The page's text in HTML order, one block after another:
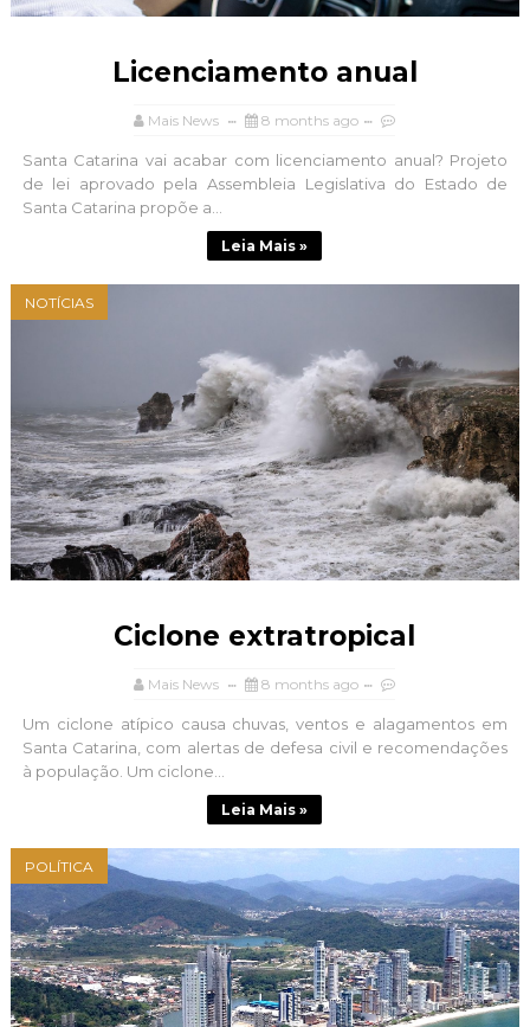
Licenciamento anual
Mais News 8 months ago
Santa Catarina vai acabar com licenciamento anual? Projeto
de lei aprovado pela Assembleia Legislativa do Estado de
Santa Catarina propõe a...
Leia Mais »
NOTÍCIAS
Ciclone extratropical
Mais News 8 months ago
Um ciclone atípico causa chuvas, ventos e alagamentos em
Santa Catarina, com alertas de defesa civil e recomendações
à população. Um ciclone...
Leia Mais »
POLÍTICA